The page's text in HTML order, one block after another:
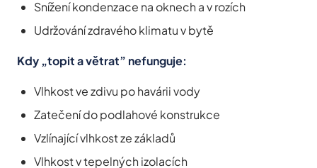
Snížení kondenzace na oknech a v rozích
Udržování zdravého klimatu v bytě
Kdy „topit a větrat” nefunguje:
Vlhkost ve zdivu po havárii vody
Zatečení do podlahové konstrukce
Vzlínající vlhkost ze základů
Vlhkost v tepelných izolacích